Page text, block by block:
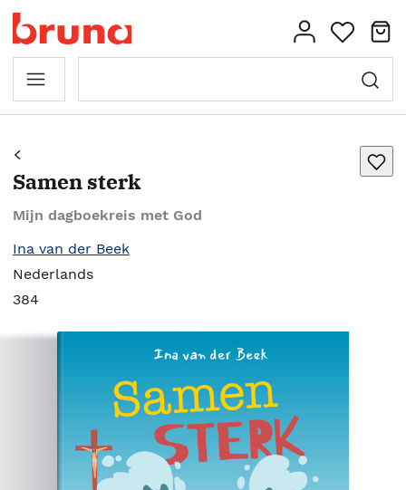
Samen sterk
Mijn dagboekreis met God
Ina van der Beek
Nederlands
384